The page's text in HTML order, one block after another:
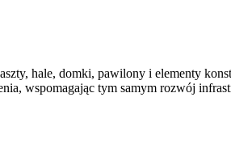
hale, domki, pawilony i elementy
wspomagając tym samym rozwój